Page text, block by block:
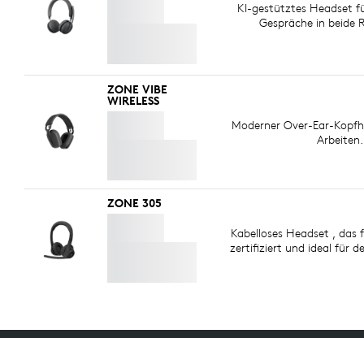
KI-gestütztes Headset
Gespräche in beide
ZONE VIBE
WIRELESS
Moderner Over-Ear-
Arbeiten.
ZONE 305
Kabelloses Headset ,
zertifiziert und ideal für